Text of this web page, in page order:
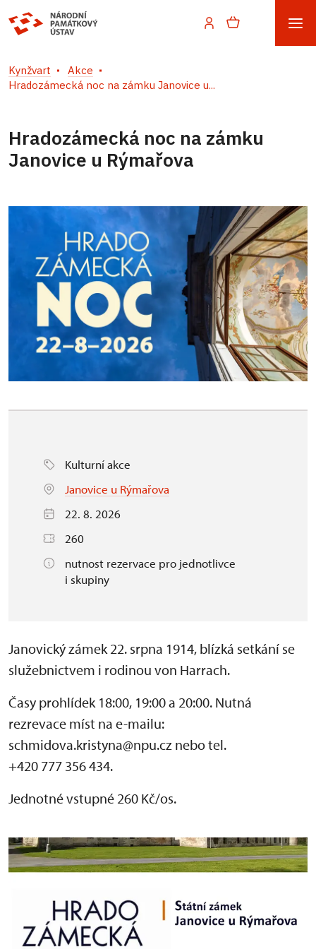
Kynžvart
Akce
Hradozámecká noc na zámku Janovice u...
Hradozámecká noc na zámku
Janovice u Rýmařova
Kulturní akce
Janovice u Rýmařova
22. 8. 2026
260
nutnost rezervace pro jednotlivce
i skupiny
Janovický zámek 22. srpna 1914, blízká setkání se
služebnictvem i rodinou von Harrach.
Časy prohlídek 18:00, 19:00 a 20:00. Nutná
rezrevace míst na e-mailu:
schmidova.kristyna@npu.cz nebo tel.
+420 777 356 434.
Jednotné vstupné 260 Kč/os.